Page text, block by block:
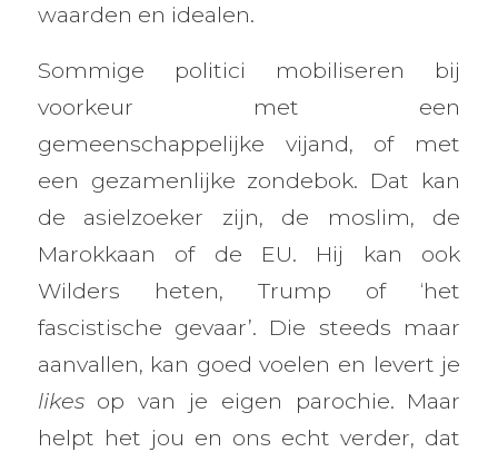
waarden en idealen.
Sommige politici mobiliseren bij
voorkeur met een
gemeenschappelijke vijand, of met
een gezamenlijke zondebok. Dat kan
de asielzoeker zijn, de moslim, de
Marokkaan of de EU. Hij kan ook
Wilders heten, Trump of ‘het
fascistische gevaar’. Die steeds maar
aanvallen, kan goed voelen en levert je
likes op van je eigen parochie. Maar
helpt het jou en ons echt verder, dat